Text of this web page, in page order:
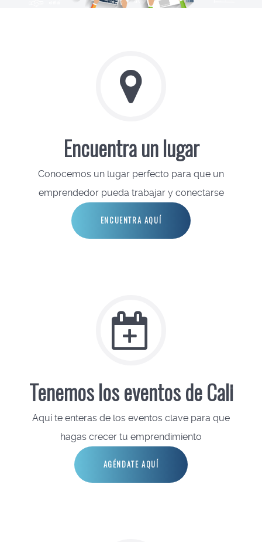
Encuentra un lugar
Conocemos un lugar perfecto para que un
emprendedor pueda trabajar y conectarse
ENCUENTRA AQUÍ
Tenemos los eventos de Cali
Aquí te enteras de los eventos clave para que
hagas crecer tu emprendimiento
AGÉNDATE AQUÍ